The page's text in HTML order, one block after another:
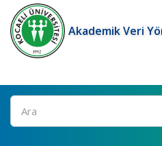
Akademik Veri
Ara